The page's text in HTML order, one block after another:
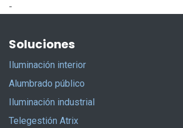
-
Soluciones
Iluminación interior
Alumbrado público
Iluminación industrial
Telegestión Atrix